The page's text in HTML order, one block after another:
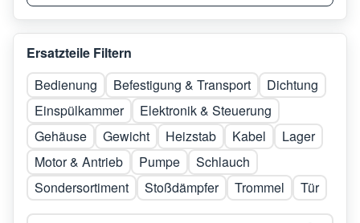
Ersatzteile Filtern
Bedienung
Befestigung & Transport
Dichtung
Einspülkammer
Elektronik & Steuerung
Gehäuse
Gewicht Heizstab Kabel
Lager
Motor & Antrieb
Pumpe
Schlauch
Sondersortiment
Stoßdämpfer Trommel Tür